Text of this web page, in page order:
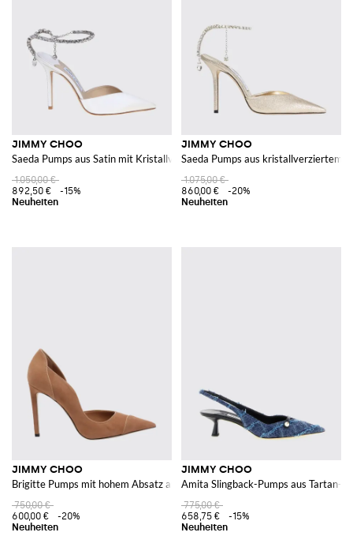
JIMMY CHOO
Saeda Pumps aus Satin mit Kristallverzierung und hohem Absatz
1.050,00 €
892,50 €
-15%
JIMMY CHOO
Saeda Pumps aus kristallverziertem
1.075,00 €
860,00 €
-20%
JIMMY CHOO
Brigitte Pumps mit hohem Absatz aus Veloursleder
750,00 €
600,00 €
-20%
JIMMY CHOO
Amita Slingback-Pumps aus Tartan-
775,00 €
658,75 €
-15%